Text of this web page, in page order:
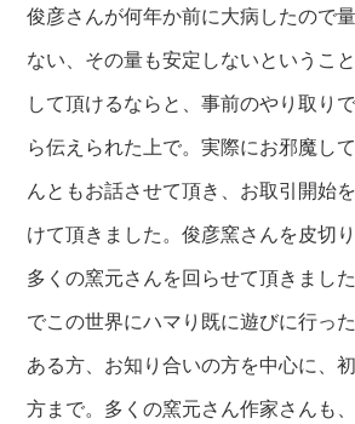
俊彦さんが何年か前に大病したので
ない、その量も安定しないというこ
して頂けるならと、事前のやり取り
ら伝えられた上で。実際にお邪魔し
んともお話させて頂き、お取引開始
けて頂きました。俊彦窯さんを皮切
多くの窯元さんを回らせて頂きまし
でこの世界にハマり既に遊びに行っ
ある方、お知り合いの方を中心に、
方まで。多くの窯元さん作家さんも